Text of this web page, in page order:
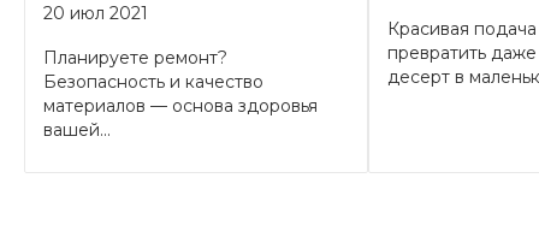
20 июл 2021
Планируете ремонт?
Безопасность и качество
материалов — основа здоровья
вашей...
Красивая
превратить
десерт в